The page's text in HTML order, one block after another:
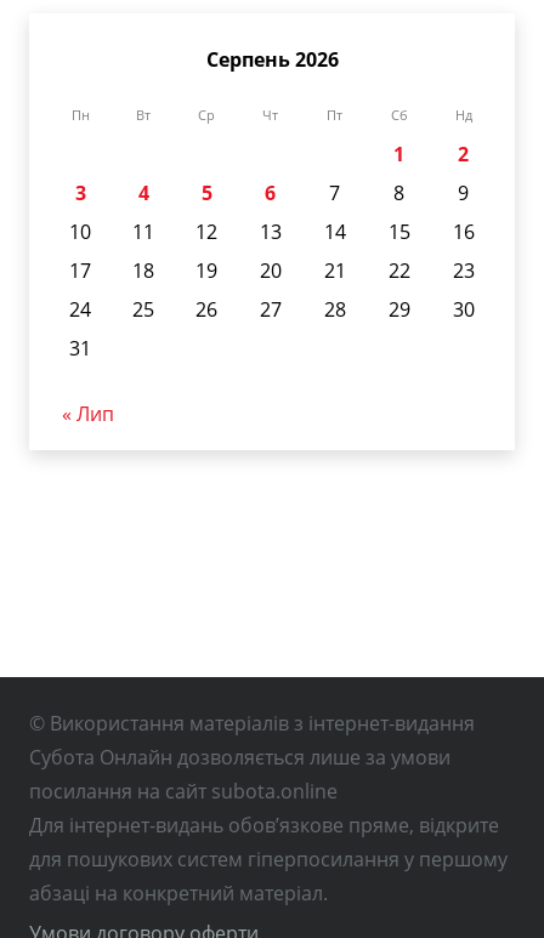
Серпень 2026
Пн Вт Ср Чт Пт Сб Нд
1
2
3
4 5 6 7 8
9
10
11 12 13 14 15
16
17
18 19 20 21 22
23
24
25 26 27 28 29
30
31
« Лип
© Використання матеріалів з інтернет-видання
Субота Онлайн дозволяється лише за умови
посилання на сайт subota.online
Для інтернет-видань обов’язкове пряме, відкрите
для пошукових систем гіперпосилання у першому
абзаці на конкретний матеріал.